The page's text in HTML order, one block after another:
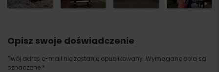
Opisz swoje doświadczenie
Twój adres e-mail nie zostanie opublikowany. Wymagane pola są
oznaczone *